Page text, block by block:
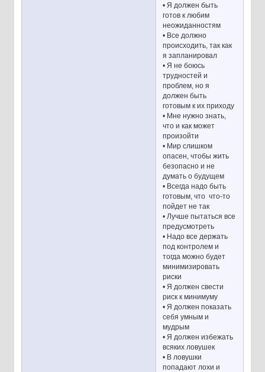
• Я должен быть
готов к любим
неожиданностям
• Все должно
происходить, так как
я запланировал
• Я не боюсь
трудностей и
проблем, но я
должен быть
готовым к их приходу
• Мне нужно знать,
что и как может
произойти
• Мир слишком
опасен, чтобы жить
безопасно и не
думать о будущем
• Всегда надо быть
готовым, что что-то
пойдет не так
• Лучше пытаться все
предусмотреть
• Надо все держать
под контролем и
тогда можно будет
минимизировать
риски
• Я должен свести
риск к минимуму
• Я должен показать
себя умным и
мудрым
• Я должен избежать
всяких ловушек
• В ловушки
попадают лохи и